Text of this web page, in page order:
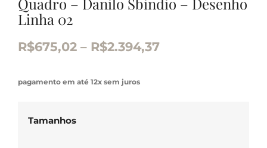
Linha 02
R$675,02 – R$2.394,37
pagamento em até 12x sem juros
Tamanhos